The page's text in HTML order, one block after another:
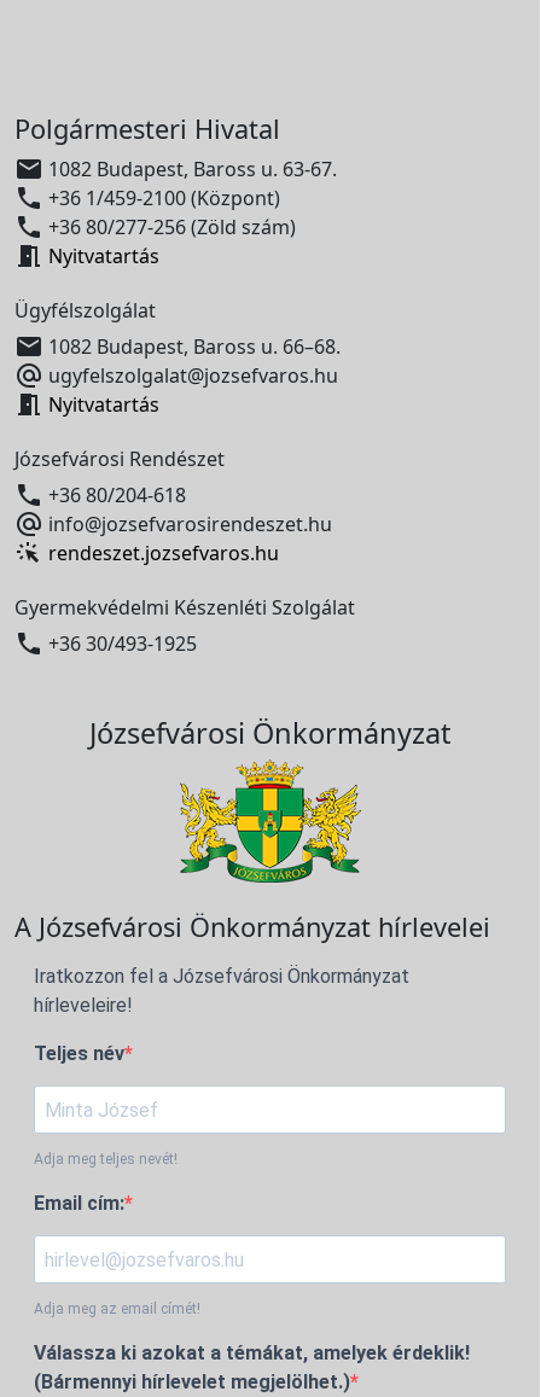
Polgármesteri Hivatal
 1082 Budapest, Baross u. 63-67.
 +36 1/459-2100 (Központ)
 +36 80/277-256 (Zöld szám)
 Nyitvatartás
Ügyfélszolgálat
 1082 Budapest, Baross u. 66–68.
 ugyfelszolgalat@jozsefvaros.hu
 Nyitvatartás
Józsefvárosi Rendészet
 +36 80/204-618
 info@jozsefvarosirendeszet.hu
rendeszet.jozsefvaros.hu
Gyermekvédelmi Készenléti Szolgálat
 +36 30/493-1925
Józsefvárosi Önkormányzat
A Józsefvárosi Önkormányzat hírlevelei
Iratkozzon fel a Józsefvárosi Önkormányzat
hírleveleire!
Teljes név
Adja meg teljes nevét!
Email cím:
Adja meg az email címét!
Válassza ki azokat a témákat, amelyek érdeklik!
(Bármennyi hírlevelet megjelölhet.)